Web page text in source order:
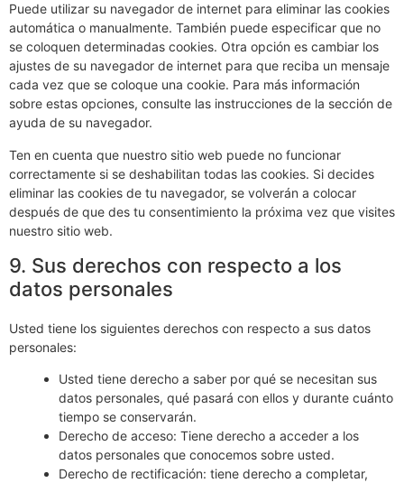
Puede utilizar su navegador de internet para eliminar las cookies
automática o manualmente. También puede especificar que no
se coloquen determinadas cookies. Otra opción es cambiar los
ajustes de su navegador de internet para que reciba un mensaje
cada vez que se coloque una cookie. Para más información
sobre estas opciones, consulte las instrucciones de la sección de
ayuda de su navegador.
Ten en cuenta que nuestro sitio web puede no funcionar
correctamente si se deshabilitan todas las cookies. Si decides
eliminar las cookies de tu navegador, se volverán a colocar
después de que des tu consentimiento la próxima vez que visites
nuestro sitio web.
9. Sus derechos con respecto a los
datos personales
Usted tiene los siguientes derechos con respecto a sus datos
personales:
Usted tiene derecho a saber por qué se necesitan sus
datos personales, qué pasará con ellos y durante cuánto
tiempo se conservarán.
Derecho de acceso: Tiene derecho a acceder a los
datos personales que conocemos sobre usted.
Derecho de rectificación: tiene derecho a completar,